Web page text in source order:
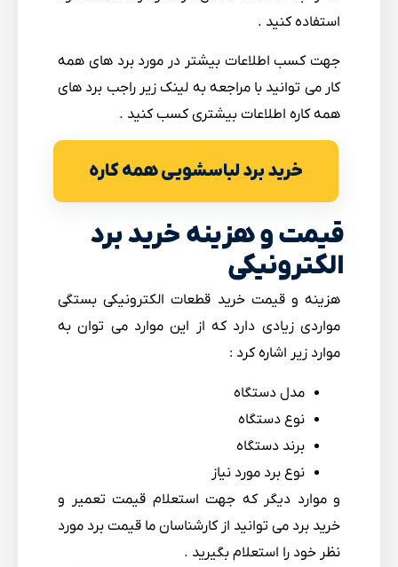
استفاده کنید .
جهت کسب اطلاعات بیشتر در مورد برد های همه
کار می توانید با مراجعه به لینک زیر راجب برد های
همه کاره اطلاعات بیشتری کسب کنید .
خرید برد لباسشویی همه کاره
قیمت و هزینه خرید برد
الکترونیکی
هزینه و قیمت خرید قطعات الکترونیکی بستگی
مواردی زیادی دارد که از این موارد می توان به
موارد زیر اشاره کرد :
مدل دستگاه
نوع دستگاه
برند دستگاه
نوع برد مورد نیاز
و موارد دیگر که جهت استعلام قیمت تعمیر و
خرید برد می توانید از کارشناسان ما قیمت برد مورد
نظر خود را استعلام بگیرید .